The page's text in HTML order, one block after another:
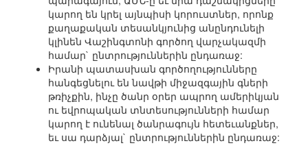
կարող են կրել այնպիսի կորուստներ, որոնք
քաղաքական տեսանկյունից անընդունելի
կլինեն Վաշինգտոնի գործող վարչակազմի
համար` ընտրություններին ընդառաջ:
Իրանի պատասխան գործողությունները
հանգեցնելու են նավթի միջազգային գների
թռիչքին, ինչը ծանր օրեր ապրող ամերիկյան
ու եվրոպական տնտեսությունների համար
կարող է ունենալ ծանրագույն հետեւանքներ,
եւ սա դարձյալ` ընտրություններին ընդառաջ: